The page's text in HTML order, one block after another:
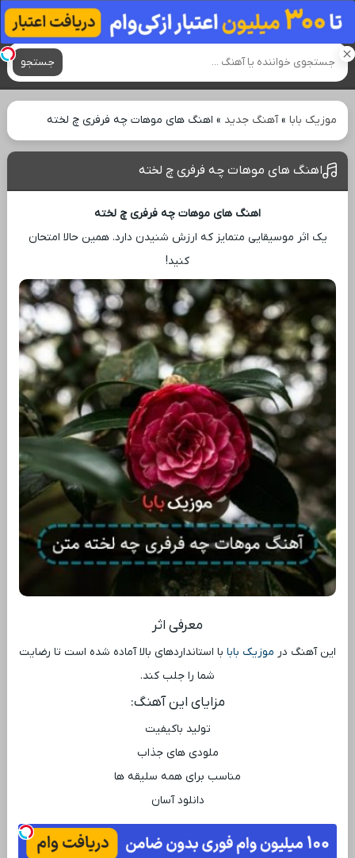
آهنگ های جدید
جستجو
موزیک بابا»آهنگ جدید » اهنگ های موهات چه فرفری چ لخته
اهنگ های موهات چه فرفری چ لخته
اهنگ های موهات چه فرفری چ لخته
یک اثر موسیقایی متمایز که ارزش شنیدن دارد. همین حالا امتحان
کنید!
معرفی اثر
این آهنگ در موزیک بابا با استانداردهای بالا آماده شده است تا رضایت
شما را جلب کند.
مزایای این آهنگ:
تولید باکیفیت
ملودی ‌های جذاب
مناسب برای همه سلیقه ‌ها
دانلود آسان